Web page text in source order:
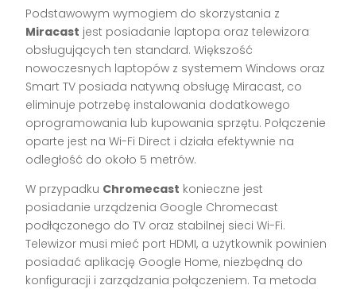
Podstawowym wymogiem do skorzystania z
Miracast jest posiadanie laptopa oraz telewizora
obsługujących ten standard. Większość
nowoczesnych laptopów z systemem Windows oraz
Smart TV posiada natywną obsługę Miracast, co
eliminuje potrzebę instalowania dodatkowego
oprogramowania lub kupowania sprzętu. Połączenie
oparte jest na Wi-Fi Direct i działa efektywnie na
odległość do około 5 metrów.
W przypadku Chromecast konieczne jest
posiadanie urządzenia Google Chromecast
podłączonego do TV oraz stabilnej sieci Wi-Fi.
Telewizor musi mieć port HDMI, a użytkownik powinien
posiadać aplikację Google Home, niezbędną do
konfiguracji i zarządzania połączeniem. Ta metoda